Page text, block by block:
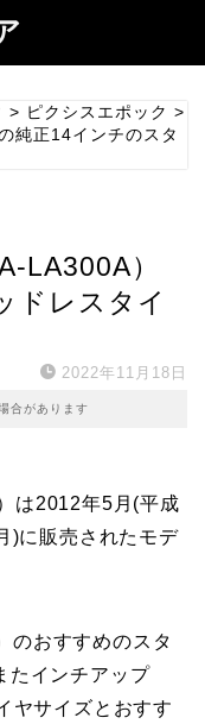
> ピクシスエポック >
純正14インチのスタ
LA300A）
ドレスタイ
2022年11月18日
合があります
は2012年5月(平成
)に販売されたモデ
のおすすめのスタ
たインチアップ
ヤサイズとおすす